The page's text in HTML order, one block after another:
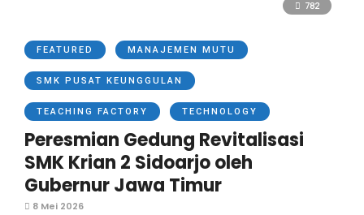
782
FEATURED MANAJEMEN MUTU
SMK PUSAT KEUNGGULAN
TEACHING FACTORY TECHNOLOGY
Peresmian Gedung Revitalisasi
SMK Krian 2 Sidoarjo oleh
Gubernur Jawa Timur
8 Mei 2026